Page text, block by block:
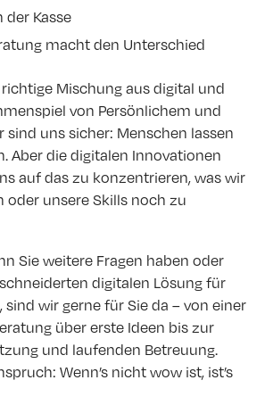
der Kasse
macht den Unterschied
Mischung aus digital und
von Persönlichem und
sind uns sicher: Menschen lassen
Aber die digitalen Innovationen
auf das zu konzentrieren, was wir
oder unsere Skills noch zu
Sie weitere Fragen haben oder
digitalen Lösung für
sind wir gerne für Sie da – von einer
über erste Ideen bis zur
und laufenden Betreuung.
Wenn’s nicht wow ist, ist’s